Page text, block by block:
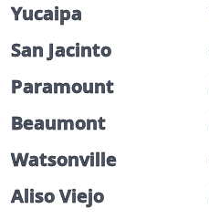
Yucaipa
San Jacinto
Paramount
Beaumont
Watsonville
Aliso Viejo